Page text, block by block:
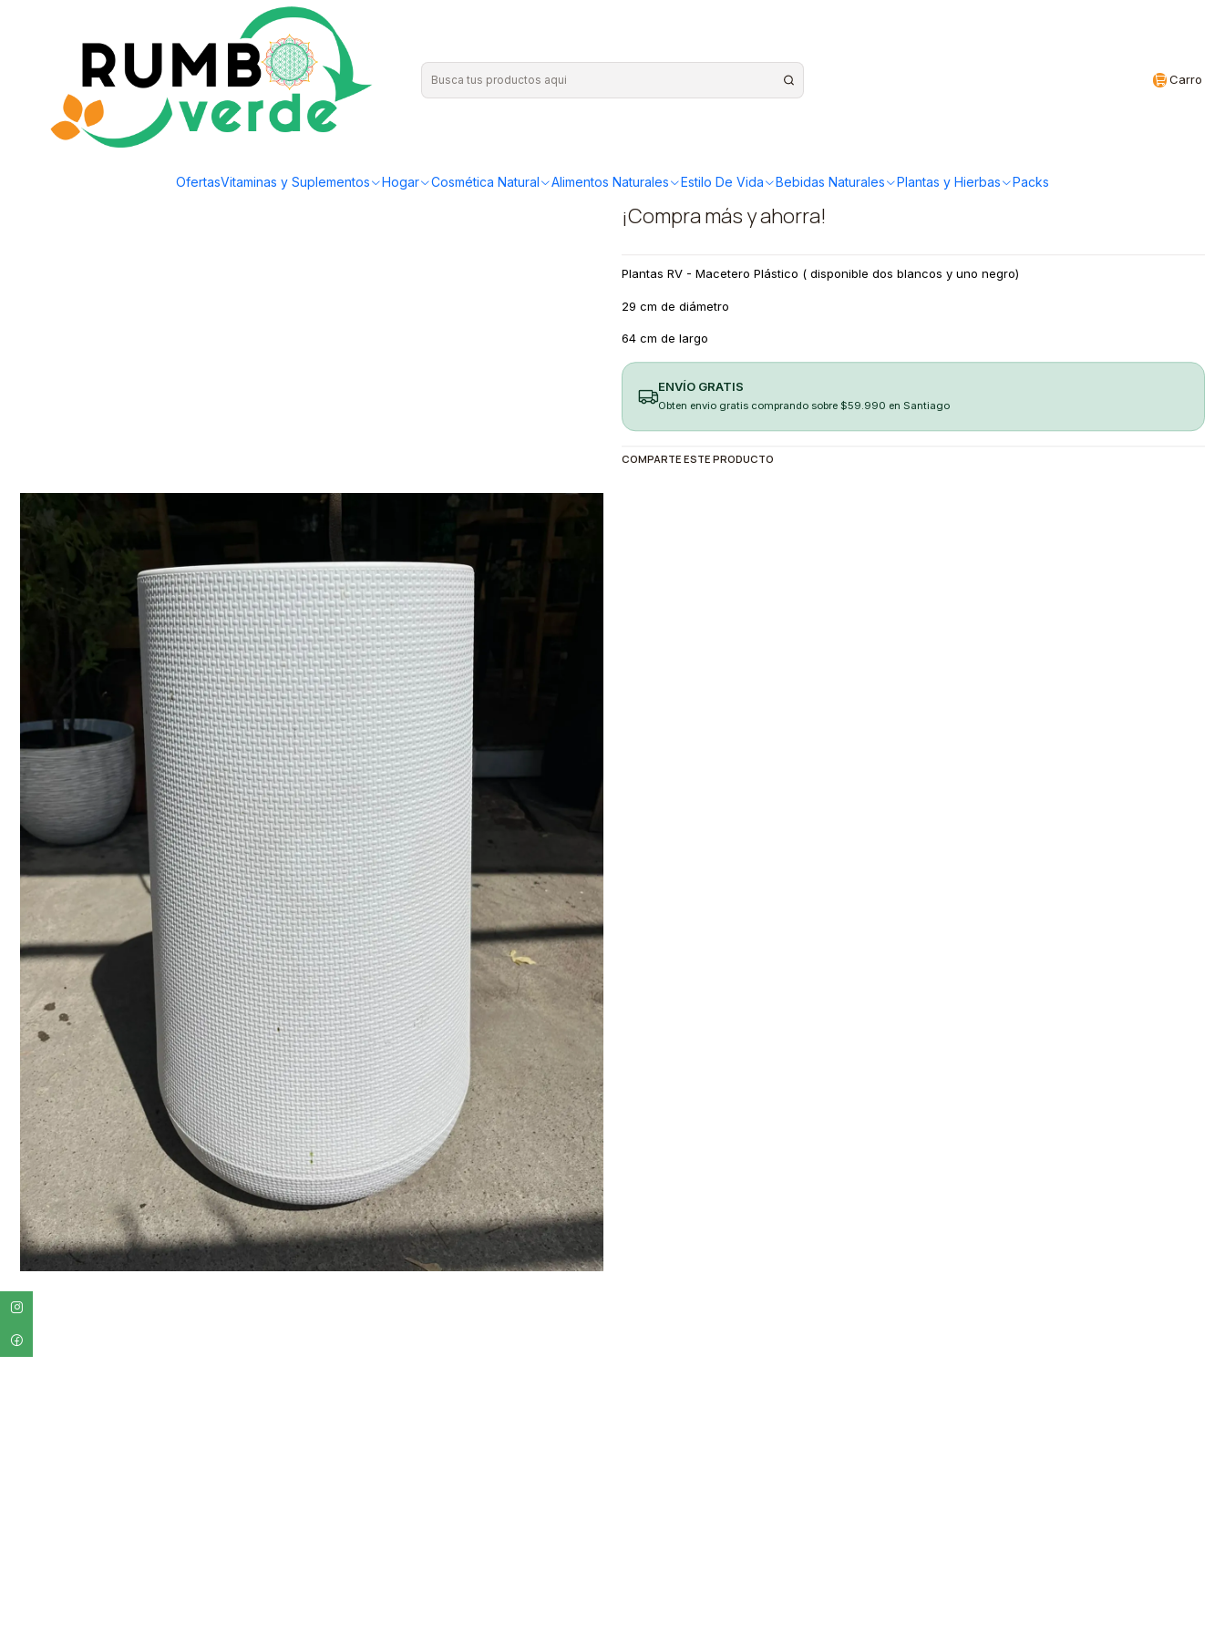
Carro
OfertasVitaminas y Suplementos Hogar Cosmética Natural Alimentos Naturales Estilo De Vida Bebidas Naturales Plantas y Hierbas Packs
Envío gratis por compras sobre los 59.990 en la provincia de Santiago
Plantas y Hierbas Maceteros Plantas RV - Macetero Plástico 29*64cm
29*64cm
¡Compra más y ahorra!
Plantas RV - Macetero Plástico ( disponible dos blancos y uno negro)
29 cm de diámetro
64 cm de largo
ENVÍO GRATIS
Obten envio gratis comprando sobre $59.990 en Santiago
COMPARTE ESTE PRODUCTO